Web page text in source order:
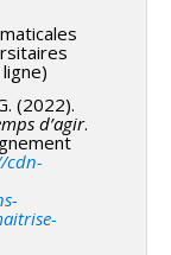
(2022).
d’agir.
cdn-